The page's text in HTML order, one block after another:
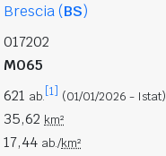
Brescia (BS)
017202
M065
621 ab. [1] (01/01/2026 - Istat)
35,62 km²
17,44 ab./km²